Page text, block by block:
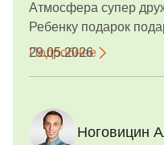
Атмосфера супер
Ребенку подарок
ответственный и
Подробнее
29.05.2026
Ноговицин